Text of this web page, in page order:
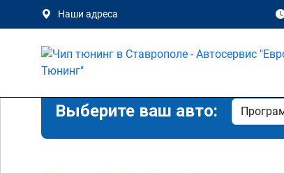
Наши адреса
Выберите ваш авто: